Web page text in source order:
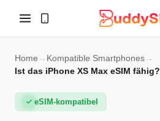
Home → Kompatible Smartphones→
Ist das iPhone XS Max eSIM fähig?
eSIM-kompatibel